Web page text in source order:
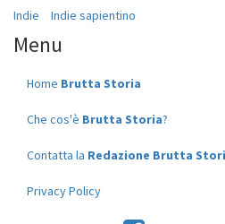
Indie Indie sapientino
Menu
Home Brutta Storia
Che cos'è Brutta Storia?
Contatta la Redazione Brutta
Privacy Policy